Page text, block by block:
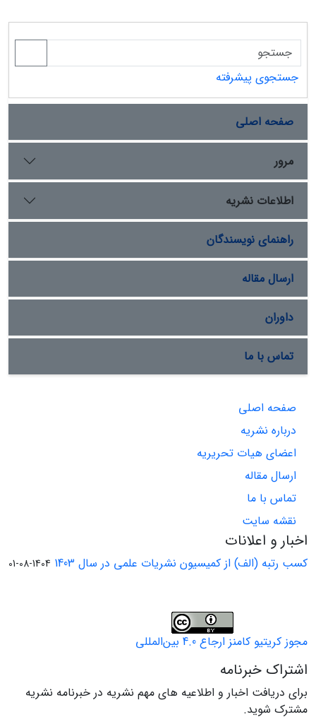
جستجوی پیشرفته
صفحه اصلی
مرور
اطلاعات نشریه
راهنمای نویسندگان
ارسال مقاله
داوران
تماس با ما
صفحه اصلی
درباره نشریه
اعضای هیات تحریریه
ارسال مقاله
تماس با ما
نقشه سایت
اخبار و اعلانات
کسب رتبه (الف) از کمیسیون نشریات علمی در سال 1403 1404-08-01
مجوز کریتیو کامنز ارجاع 4.0 بین‌المللی
اشتراک خبرنامه
برای دریافت اخبار و اطلاعیه های مهم نشریه در خبرنامه نشریه
مشترک شوید.